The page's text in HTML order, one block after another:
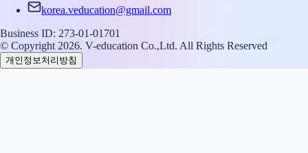
korea.veducation@gmail.com
Business ID: 273-01-01701
© Copyright 2026. V-education Co.,Ltd. All Rights Reserved
개인정보처리방침